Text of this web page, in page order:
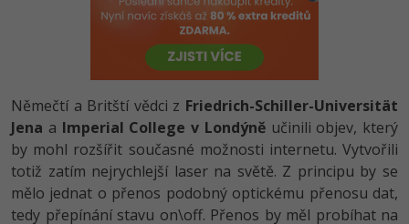
HTML5, CSS3, Bootstrap, SEO
SQL a databáze
Testování a verzování
UML a návrhové vzory
React
JavaScript
Python
HTML / CSS
UML a návrhové vzory
Vývojář mobilních aplikací
Specialista na AI a bigdata
C# Game developer
Webdesigner
Tester
Python -80%
JavaScript -80%
PHP
C++ -80%
Swift -80%
Digitální gramotnost
Marketing -30%
WordPress
SEO
UX
Photoshop -80%
Adobe Illustrator -80%
Adobe Lightroom -30%
Adobe XD -15%
Adobe InDesign -25%
Němečtí a Britští vědci z Friedrich-Schiller-Universität
Jena a Imperial College v Londýněučinili objev, který
by mohl rozšířit současné možnosti internetu. Vytvořili
totiž zatím nejrychlejší laser na světě. Z principu by se
mělo jednat o přenos podobný optickému přenosu dat,
tedy přepínání stavu on\off. Přenos by měl probíhat na